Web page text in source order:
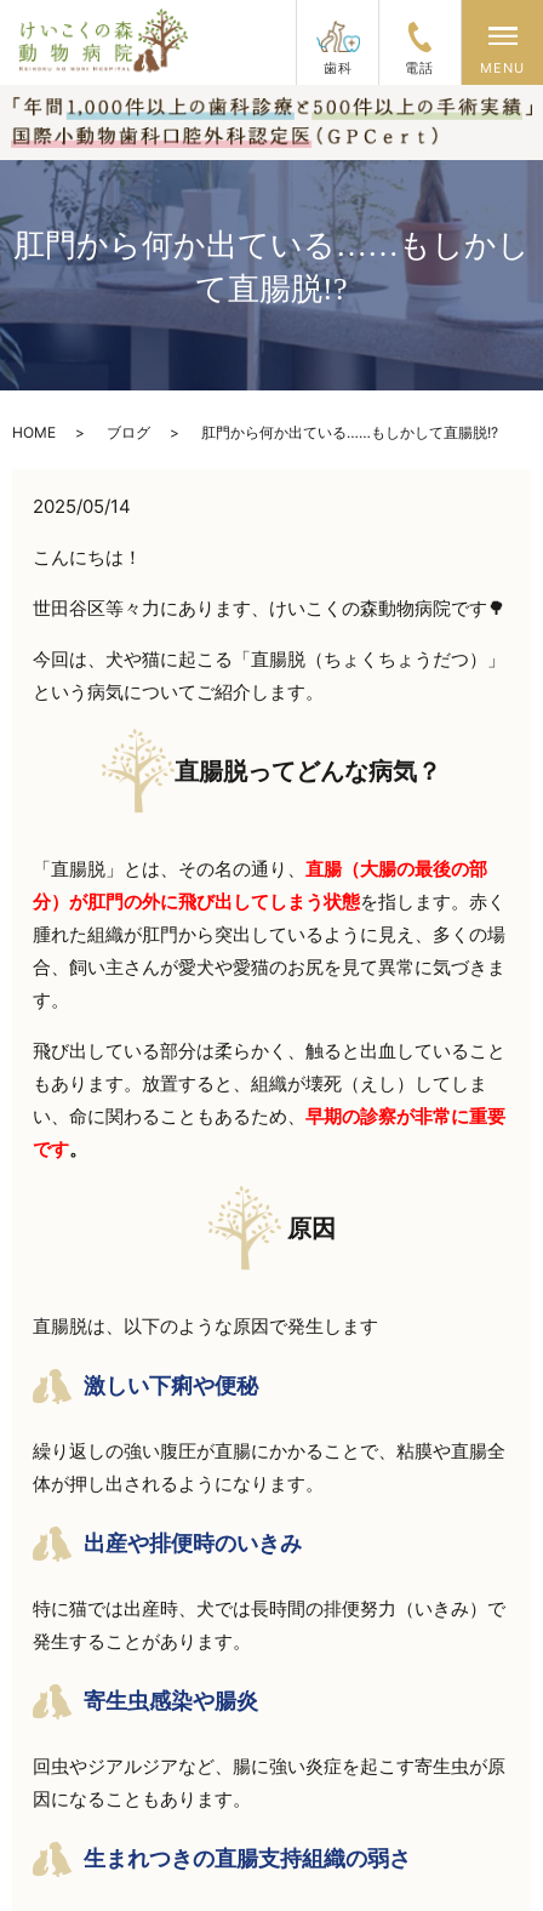
歯科 電話
メ
MENU
肛門から何か出ている……もしかし
て直腸脱!?
HOME ブログ 肛門から何か出ている……もしかして直腸脱!?
2025/05/14
こんにちは！
世田谷区等々力にあります、けいこくの森動物病院です🌳
今回は、犬や猫に起こる「直腸脱（ちょくちょうだつ）」
という病気についてご紹介します。
直腸脱ってどんな病気？
「直腸脱」とは、その名の通り、直腸（大腸の最後の部
分）が肛門の外に飛び出してしまう状態を指します。赤く
腫れた組織が肛門から突出しているように見え、多くの場
合、飼い主さんが愛犬や愛猫のお尻を見て異常に気づきま
す。
飛び出している部分は柔らかく、触ると出血していること
もあります。放置すると、組織が壊死（えし）してしま
い、命に関わることもあるため、早期の診察が非常に重要
です。
原因
直腸脱は、以下のような原因で発生します
激しい下痢や便秘
繰り返しの強い腹圧が直腸にかかることで、粘膜や直腸全
体が押し出されるようになります。
出産や排便時のいきみ
特に猫では出産時、犬では長時間の排便努力（いきみ）で
発生することがあります。
寄生虫感染や腸炎
回虫やジアルジアなど、腸に強い炎症を起こす寄生虫が原
因になることもあります。
生まれつきの直腸支持組織の弱さ